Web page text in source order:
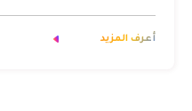
أعرف المزيد